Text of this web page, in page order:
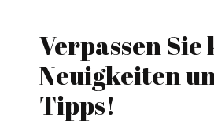
Verpassen Sie
Neuigkeiten
Tipps!